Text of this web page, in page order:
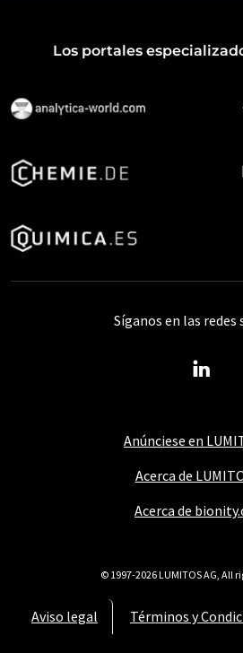
Los portales
Anúnciese en
Acerca de
Acerca de
Aviso legal Términos y
Síganos en las redes
© 1997-2026 LUMITOS AG, All